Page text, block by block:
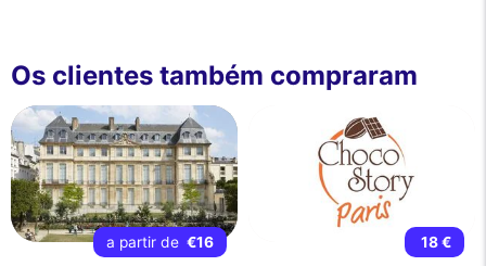
Os clientes também compraram
a partir de €16 18 €